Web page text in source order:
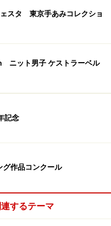
手芸用品をチェック！
手芸用品をチェック！
スタ 東京手あみコレクショ
ニット男子 ケストラーベル
記念
グ作品コンクール
するテーマ